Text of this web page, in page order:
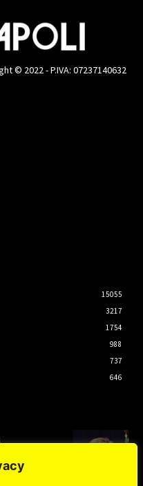
© 2022 - P.IVA: 07237140632
15055
3217
1754
988
737
646